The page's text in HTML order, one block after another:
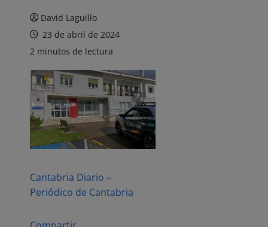
David Laguillo
23 de abril de 2024
2 minutos de lectura
Cantabria Diario –
Periódico de Cantabria